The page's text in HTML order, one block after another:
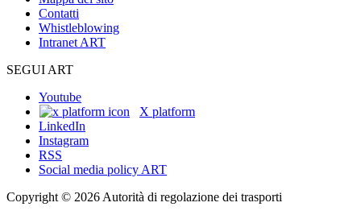
Contatti
Whistleblowing
Intranet ART
SEGUI ART
Youtube
X platform
LinkedIn
Instagram
RSS
Social media policy ART
Copyright © 2026 Autorità di regolazione dei trasporti